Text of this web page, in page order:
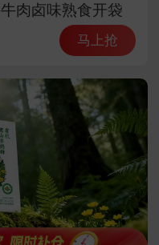
肉卤味熟食开袋
马上抢